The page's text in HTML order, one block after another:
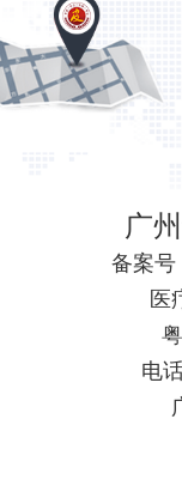
广
备案号
医
电